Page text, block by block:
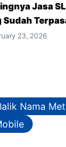
Jasa
Sudah
23, 2026
Nama